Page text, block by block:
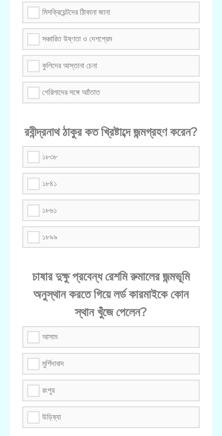
মিসক্রিয়েন্টদের ঠিাকানা জানা
সঞ্চারিত উষ্ণতা ও দেশপ্রেম
কুলিদের আস্তানা চেনা
গেরিলাদের সঙ্গে আাঁতাত
রবীন্দ্রনাথ ঠাকুর কত খ্রিষ্টাব্দে জন্মগ্রহণ করেন?
১৮৩৮
১৮৪১
১৮৬১
১৮৯৯
চাষার দুক্ষু প্রবেন্ধ রেশমি রুমালের জন্মভূমি
অনুস্থান করতে গিয়ে লর্ড কারমাইকে কোন
স্থান খুঁজে পেলেন?
আসাম
মুর্শিদাবাদ
রংপুর
উড়িষ্যা